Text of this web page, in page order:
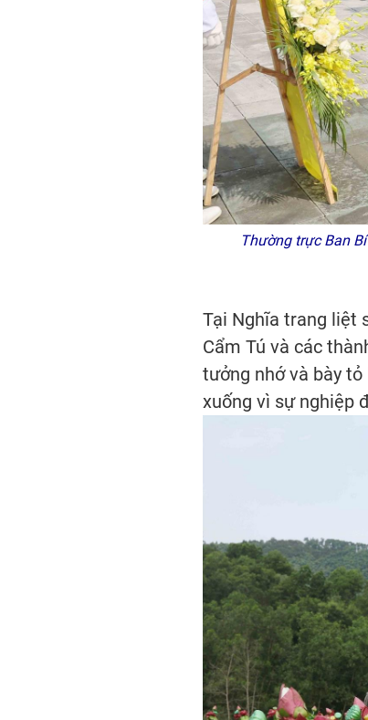
Thường trực Ban
Tại Nghĩa trang liệt
Cẩm Tú và các
tưởng nhớ và bày
xuống vì sự nghiệp